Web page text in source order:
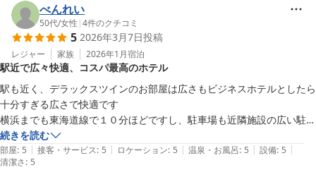
今回は喫煙室でのご案内となり、ご不安な中でも「耐えられるレベ
ル」とお感じいただけたことに少し安心いたしました。
廊下でのにおいについてもご指摘ありがとうございます。
当館は６階と８階が喫煙のフロアとなっております。そのため６階
と８階は、医療現場でも使用されております強力な空気清浄機を
廊下に設置しておりますが十分な除臭ができず、館内の臭い対策や
清掃時のチェック体制の見直しを検討したいと思います。
デラックスツインのお部屋を気に入っていただけたとのこと、とて
も嬉しく拝読しました。
また利用したいとのお言葉が、スタッフにとって何よりの励みで
す。
べんれい
50代/女性 |4件のクチコミ
5 2026年3月7日投稿
レジャー 家族 2026年1月宿泊
駅近で広々快適、コスパ最高のホテル
駅も近く、デラックスツインのお部屋は広さもビジネスホテルとしたら
十分すぎる広さで快適です
横浜までも東海道線で１０分ほどですし、駐車場も近隣施設の広い駐車
場を利用できるので便利です
続きを読む
部屋: 5 | 接客・サービス: 5 | ロケーション: 5 | 温泉・お風呂: 5 | 設備: 5 |
清潔さ: 5